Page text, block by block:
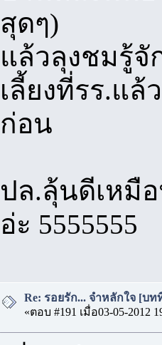
สุดๆ)
แล้วลุงชมรู้จั
เลี้ยงที่รร.แ
ก่อน
ปล.ลุ้นดีเหมื
อ่ะ 5555555
Re: รอยรัก... จำหลักใจ [บท
«ตอบ #191 เมื่อ03-05-2012